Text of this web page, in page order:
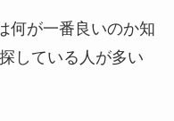
何が一番良いのか知
している人が多い